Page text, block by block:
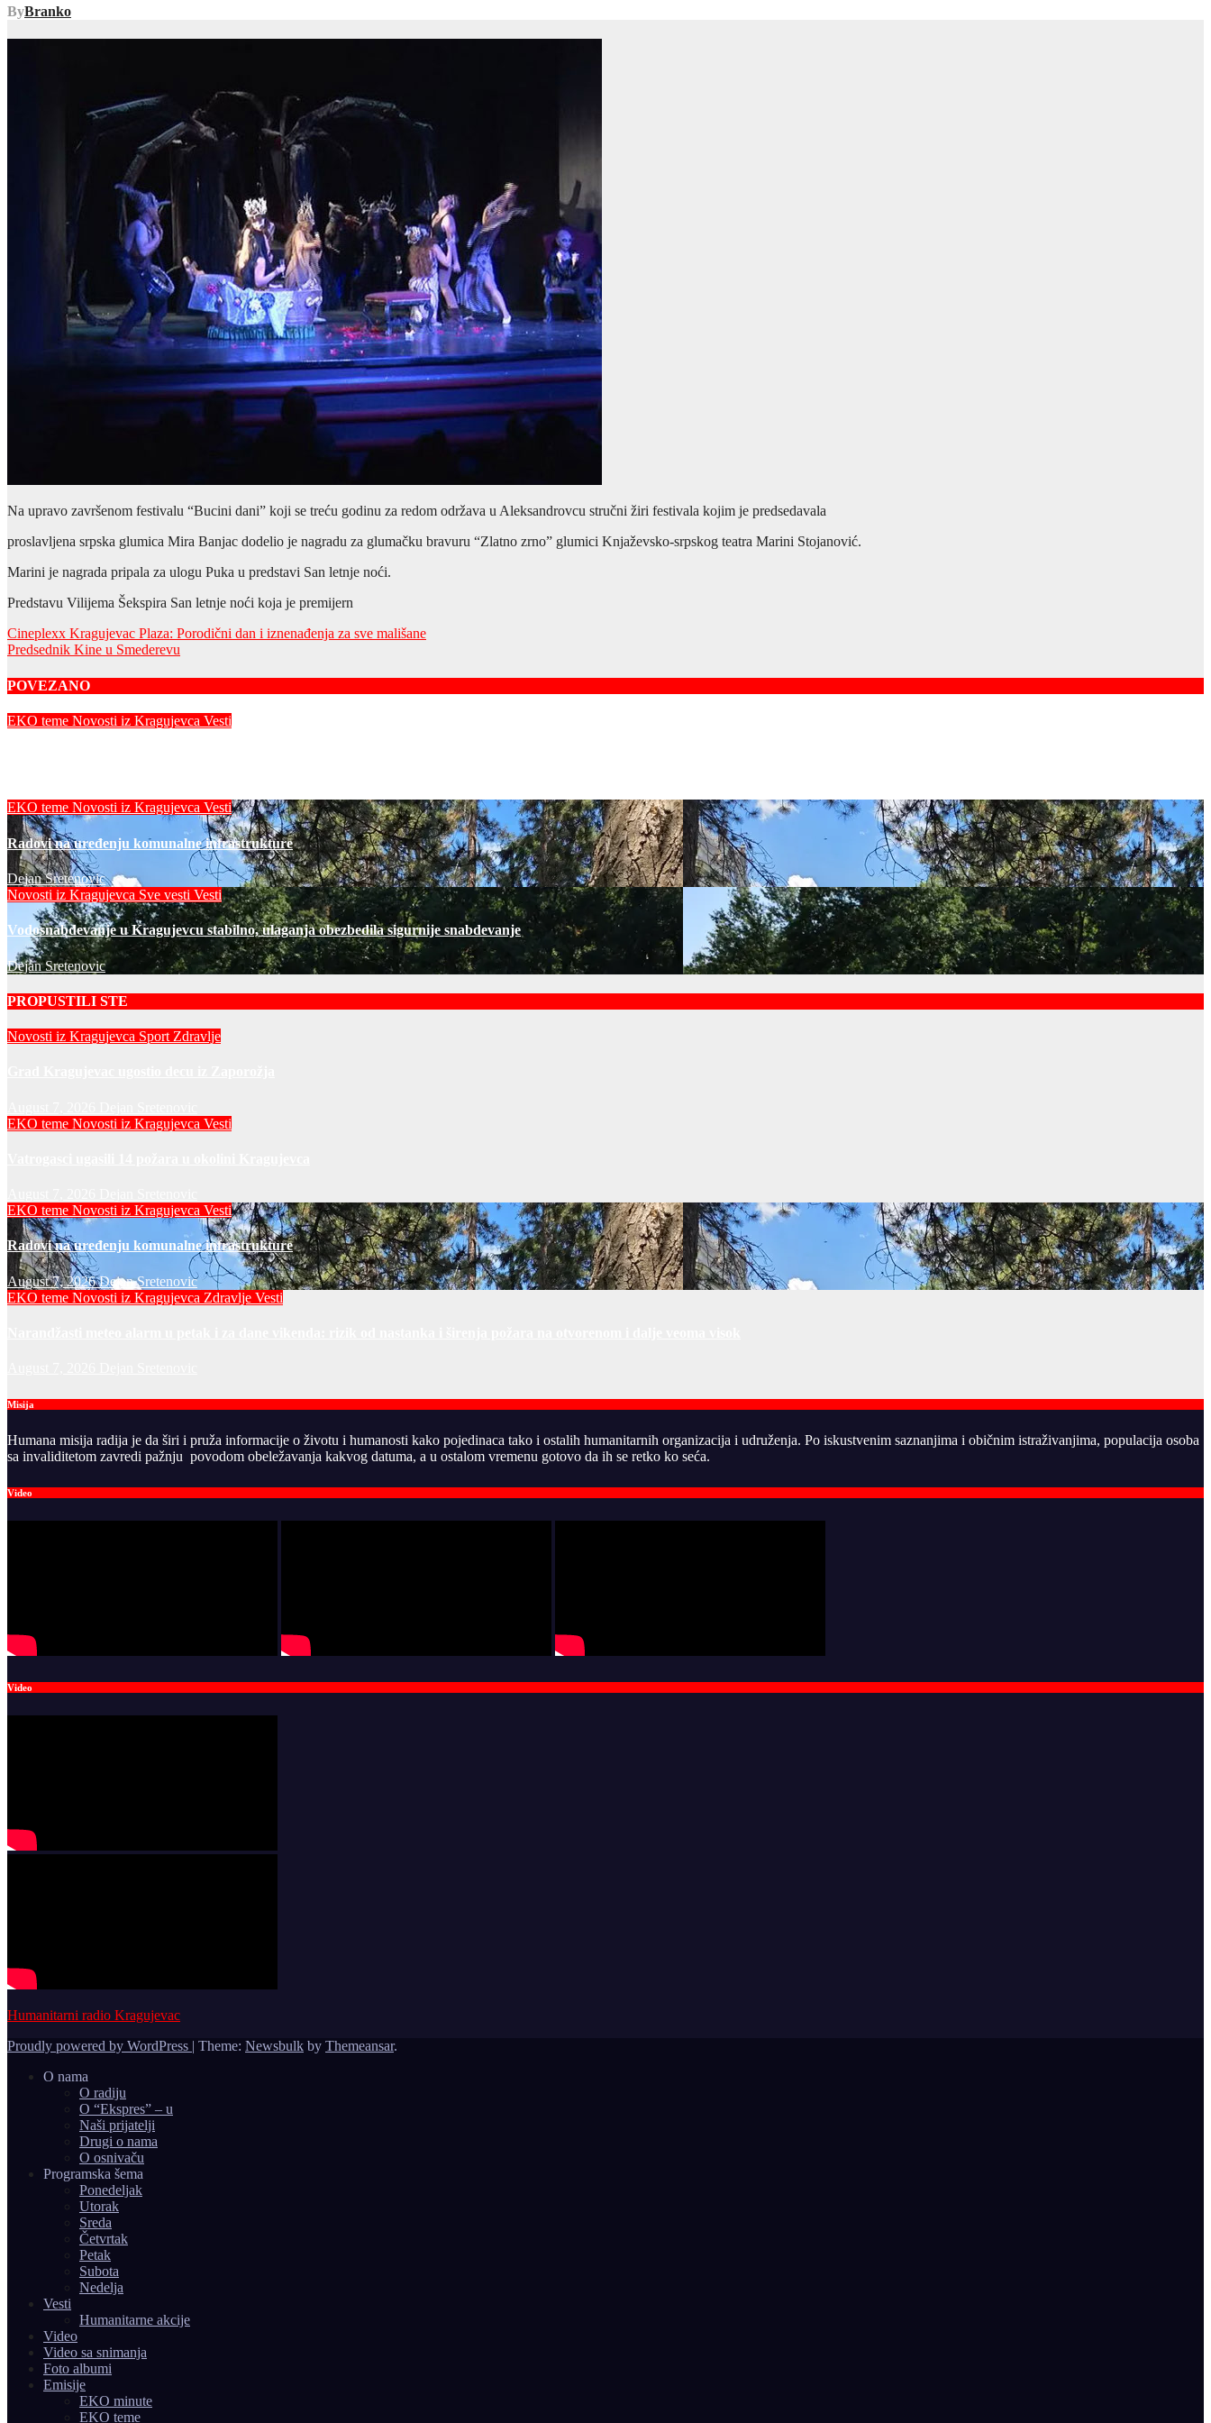
ByBranko
Na upravo završenom festivalu “Bucini dani” koji se treću godinu za redom održava u Aleksandrovcu stručni žiri festivala kojim je predsedavala
proslavljena srpska glumica Mira Banjac dodelio je nagradu za glumačku bravuru “Zlatno zrno” glumici Knjaževsko-srpskog teatra Marini Stojanović.
Marini je nagrada pripala za ulogu Puka u predstavi San letnje noći.
Predstavu Vilijema Šekspira San letnje noći koja je premijern
Post
navigation
Cineplexx Kragujevac Plaza: Porodični dan i iznenađenja za sve mališane
Predsednik Kine u Smederevu
POVEZANO
EKO teme Novosti iz Kragujevca Vesti
EKO teme Novosti iz Kragujevca Vesti
Radovi na uređenju komunalne infrastrukture
Dejan Sretenovic
Novosti iz Kragujevca Sve vesti Vesti
Vodosnabdevanje u Kragujevcu stabilno, ulaganja obezbedila sigurnije snabdevanje
Dejan Sretenovic
PROPUSTILI STE
Novosti iz Kragujevca Sport Zdravlje
EKO teme Novosti iz Kragujevca Vesti
EKO teme Novosti iz Kragujevca Vesti
Radovi na uređenju komunalne infrastrukture
August 7, 2026Dejan Sretenovic
EKO teme Novosti iz Kragujevca Zdravlje Vesti
Misija
Humana misija radija je da širi i pruža informacije o životu i humanosti kako pojedinaca tako i ostalih humanitarnih organizacija i udruženja. Po iskustvenim saznanjima i običnim istraživanjima, populacija osoba
sa invaliditetom zavredi pažnju povodom obeležavanja kakvog datuma, a u ostalom vremenu gotovo da ih se retko ko seća.
Video
Video
Humanitarni radio Kragujevac
Proudly powered by WordPress | Theme: Newsbulk by Themeansar.
O nama
O radiju
O “Ekspres” – u
Naši prijatelji
Drugi o nama
O osnivaču
Programska šema
Ponedeljak
Utorak
Sreda
Četvrtak
Petak
Subota
Nedelja
Vesti
Humanitarne akcije
Video
Video sa snimanja
Foto albumi
Emisije
EKO minute
EKO teme